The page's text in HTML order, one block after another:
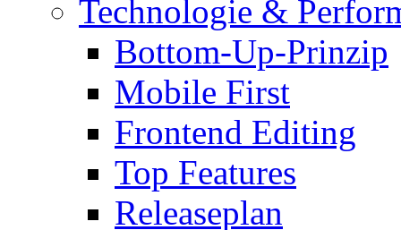
Technologie &
Bottom-Up-Prinzip
Mobile First
Frontend Editing
Top Features
Releaseplan